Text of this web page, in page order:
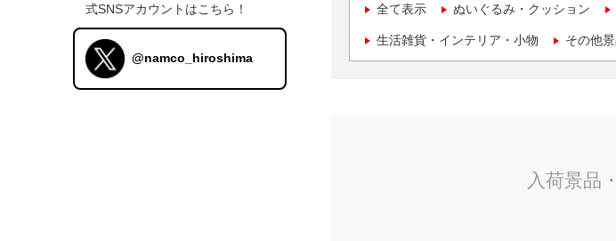
全て表示 ぬいぐるみ・クッション
生活雑貨・インテリア・小物 その他
式SNSアカウントはこちら！
@namco_hiroshima